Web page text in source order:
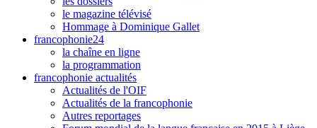
le magazine télévisé
Hommage à Dominique Gallet
francophonie24
la chaîne en ligne
la programmation
francophonie actualités
Actualités de l'OIF
Actualités de la francophonie
Autres reportages